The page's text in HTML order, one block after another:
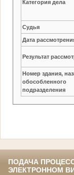
Категория дела
Судья
Дата
Результат
Номер здания,
обособленного
подразделения
ПОДАЧА
ЭЛЕКТРОННОМ